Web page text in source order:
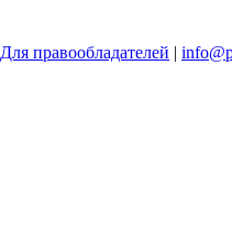
Для правообладателей |